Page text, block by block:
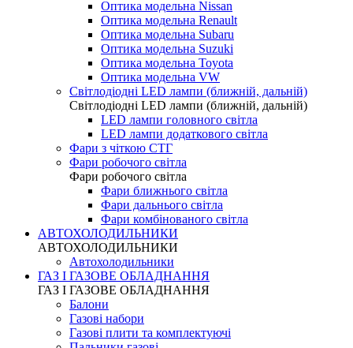
Оптика модельна Nissan
Оптика модельна Renault
Оптика модельна Subaru
Оптика модельна Suzuki
Оптика модельна Toyota
Оптика модельна VW
Світлодіодні LED лампи (ближній, дальній)
Світлодіодні LED лампи (ближній, дальній)
LED лампи головного світла
LED лампи додаткового світла
Фари з чіткою СТГ
Фари робочого світла
Фари робочого світла
Фари ближнього світла
Фари дальнього світла
Фари комбінованого світла
АВТОХОЛОДИЛЬНИКИ
АВТОХОЛОДИЛЬНИКИ
Автохолодильники
ГАЗ І ГАЗОВЕ ОБЛАДНАННЯ
ГАЗ І ГАЗОВЕ ОБЛАДНАННЯ
Балони
Газові набори
Газові плити та комплектуючі